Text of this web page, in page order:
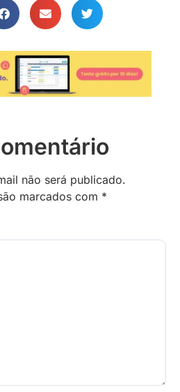
não será publicado.
marcados com *